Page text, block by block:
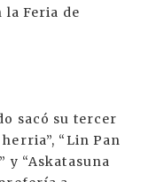
Feria de
sacó su tercer
“Lin Pan
y “Askatasuna